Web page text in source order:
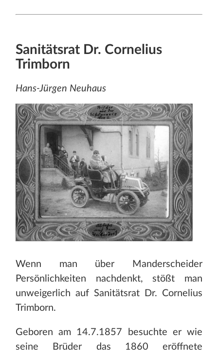
Sanitätsrat Dr. Cornelius
Trimborn
Hans-Jürgen Neuhaus
Wenn man über Manderscheider
Persönlichkeiten nachdenkt, stößt man
unweigerlich auf Sanitätsrat Dr. Cornelius
Trimborn.
Geboren am 14.7.1857 besuchte er wie
seine Brüder das 1860 eröffnete